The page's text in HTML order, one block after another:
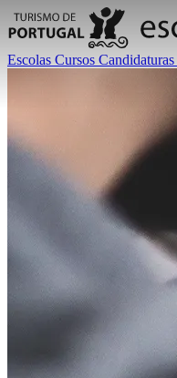
Escolas Cursos Candidaturas